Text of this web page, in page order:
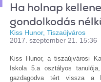
Ha holnap
gondolkodás
Kiss Hunor, Tiszaújváros
2017. szeptember 21. 15:36
Kiss Hunor, a tiszaújvárosi
Iskola 5.a osztályos
gazdagodva tért vissza a